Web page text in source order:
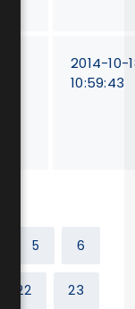
2014-10-
10:59:43
5 6
22 23